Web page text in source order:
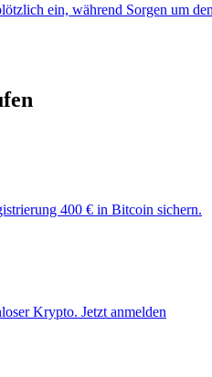
ein, während Sorgen um
400 € in Bitcoin sichern.
Krypto. Jetzt anmelden